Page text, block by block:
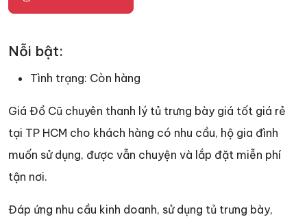
Nỗi bật:
Tình trạng: Còn hàng
Giá Đồ Cũ chuyên thanh lý tủ trưng bày giá tốt giá rẻ
tại TP HCM cho khách hàng có nhu cầu, hộ gia đình
muốn sử dụng, được vẫn chuyện và lắp đặt miễn phí
tận nơi.
Đáp ứng nhu cầu kinh doanh, sử dụng tủ trưng bày,